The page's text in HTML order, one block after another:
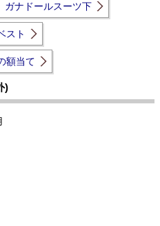
ガナドールスーツ下
スト
額当て
)